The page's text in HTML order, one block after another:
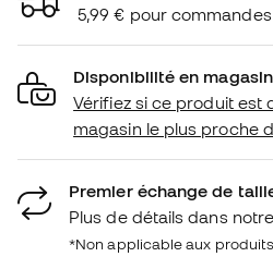
5,99 € pour
Disponibilité en magasin
Vérifiez si ce produit est
magasin le plus proche
Premier échange de
Plus de détails dans notre
*Non applicable aux